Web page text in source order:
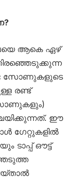
ആകെ ഏഴ്
സോണുകളുടെ
രണ്ട്
ഈ
ഗേറ്റുകളിൽ
ടാപ്പ് ഔട്ട്